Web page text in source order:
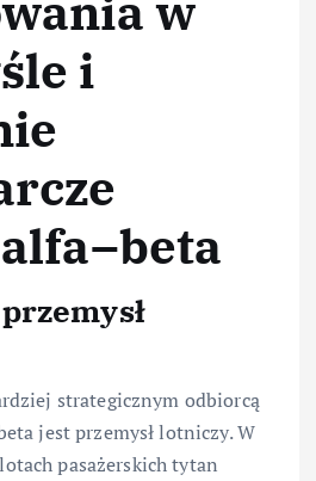
i
strategicznym odbiorcą
jest przemysł lotniczy. W
pasażerskich tytan